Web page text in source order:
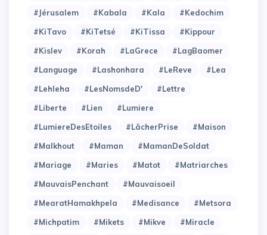
#Jérusalem
#Kabala #Kala
#Kedochim
#KiTavo
#KiTetsé #KiTissa
#Kippour
#Kislev
#Korah #LaGrece
#LagBaomer
#Language
#Lashonhara #LeReve
#Lea
#Lehleha
#LesNomsdeD'
#Lettre
#Liberte
#Lien
#Lumiere
#LumiereDesEtoiles
#LâcherPrise
#Maison
#Malkhout
#Maman
#MamanDeSoldat
#Mariage
#Maries #Matot
#Matriarches
#MauvaisPenchant
#Mauvaisoeil
#MearatHamakhpela
#Medisance
#Metsora
#Michpatim
#Mikets #Mikve #Miracle